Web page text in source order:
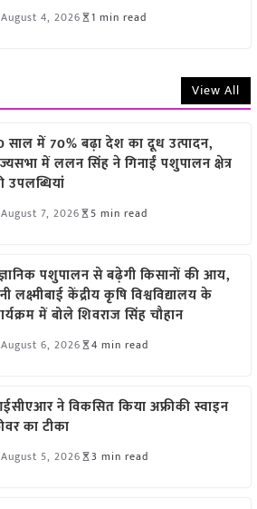
August 4, 2026 1 min read
View All
साल में 70% बढ़ा देश का दूध उत्पादन,
में ललन सिंह ने गिनाईं पशुपालन क्षेत्र
उपलब्धियां
August 7, 2026 5 min read
पशुपालन से बढ़ेगी किसानों की आय,
लक्ष्मीबाई केंद्रीय कृषि विश्वविद्यालय के
में बोले शिवराज सिंह चौहान
August 6, 2026 4 min read
ने विकसित किया अफ्रीकी स्वाइन
का टीका
August 5, 2026 3 min read